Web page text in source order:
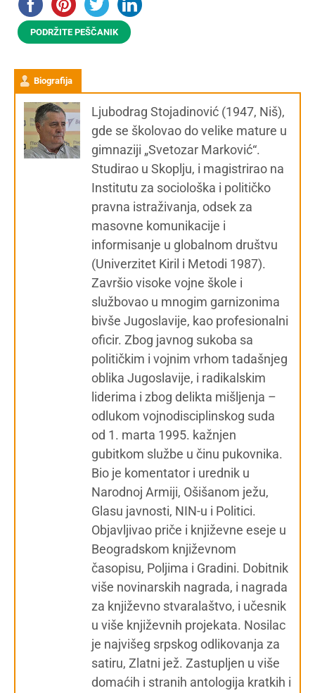
PODRŽITE PEŠČANIK
Biografija
Ljubodrag Stojadinović (1947, Niš),
gde se školovao do velike mature u
gimnaziji „Svetozar Marković“.
Studirao u Skoplju, i magistrirao na
Institutu za sociološka i političko
pravna istraživanja, odsek za
masovne komunikacije i
informisanje u globalnom društvu
(Univerzitet Kiril i Metodi 1987).
Završio visoke vojne škole i
službovao u mnogim garnizonima
bivše Jugoslavije, kao profesionalni
oficir. Zbog javnog sukoba sa
političkim i vojnim vrhom tadašnjeg
oblika Jugoslavije, i radikalskim
liderima i zbog delikta mišljenja –
odlukom vojnodisciplinskog suda
od 1. marta 1995. kažnjen
gubitkom službe u činu pukovnika.
Bio je komentator i urednik u
Narodnoj Armiji, Ošišanom ježu,
Glasu javnosti, NIN-u i Politici.
Objavljivao priče i književne eseje u
Beogradskom književnom
časopisu, Poljima i Gradini. Dobitnik
više novinarskih nagrada, i nagrada
za književno stvaralaštvo, i učesnik
u više književnih projekata. Nosilac
je najvišeg srpskog odlikovanja za
satiru, Zlatni jež. Zastupljen u više
domaćih i stranih antologija kratkih i